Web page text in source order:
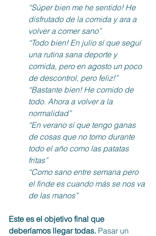
“Súper bien me he sentido! He
disfrutado de la comida y ara a
volver a comer sano”
“Todo bien! En julio sí que seguí
una rutina sana deporte y
comida, pero en agosto un poco
de descontrol, pero feliz!”
“Bastante bien! He comido de
todo. Ahora a volver a la
normalidad”
“En verano sí que tengo ganas
de cosas que no tomo durante
todo el año como las patatas
fritas”
“Como sano entre semana pero
el finde es cuando más se nos va
de las manos”
Este es el objetivo final que
deberíamos llegar todas. Pasar un